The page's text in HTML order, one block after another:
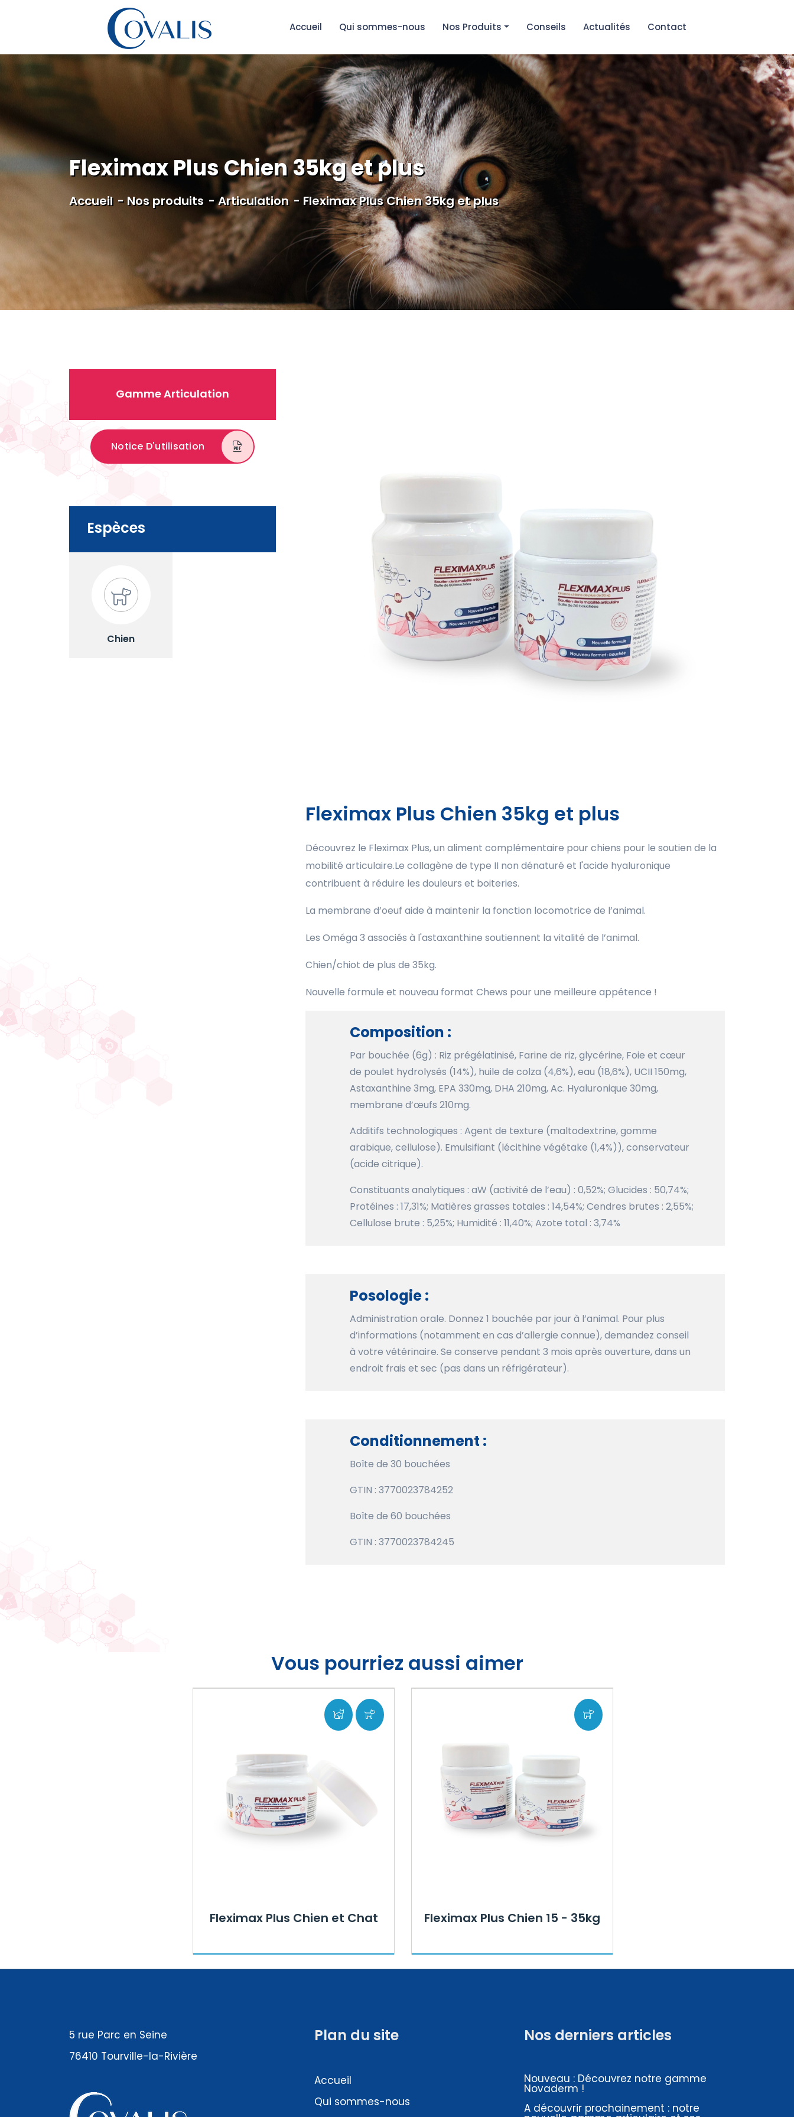
Accueil Qui sommes-nous Nos Produits Conseils Actualités Contact
Fleximax Plus Chien 35kg et plus
Accueil Nos produits Articulation Fleximax Plus Chien 35kg et plus
Gamme Articulation
Notice D'utilisation
Espèces
Chien
Fleximax Plus Chien 35kg et plus
Découvrez le Fleximax Plus, un aliment complémentaire pour chiens pour le soutien de la
mobilité articulaire.Le collagène de type II non dénaturé et l'acide hyaluronique
contribuent à réduire les douleurs et boiteries.
La membrane d’oeuf aide à maintenir la fonction locomotrice de l’animal.
Les Oméga 3 associés à l'astaxanthine soutiennent la vitalité de l’animal.
Chien/chiot de plus de 35kg.
Nouvelle formule et nouveau format Chews pour une meilleure appétence !
Composition :
Par bouchée (6g) : Riz prégélatinisé, Farine de riz, glycérine, Foie et cœur
de poulet hydrolysés (14%), huile de colza (4,6%), eau (18,6%), UCII 150mg,
Astaxanthine 3mg, EPA 330mg, DHA 210mg, Ac. Hyaluronique 30mg,
membrane d’œufs 210mg.
Additifs technologiques : Agent de texture (maltodextrine, gomme
arabique, cellulose). Emulsifiant (lécithine végétake (1,4%)), conservateur
(acide citrique).
Constituants analytiques : aW (activité de l’eau) : 0,52%; Glucides : 50,74%;
Protéines : 17,31%; Matières grasses totales : 14,54%; Cendres brutes : 2,55%;
Cellulose brute : 5,25%; Humidité : 11,40%; Azote total : 3,74%
Posologie :
Administration orale. Donnez 1 bouchée par jour à l’animal. Pour plus
d’informations (notamment en cas d’allergie connue), demandez conseil
à votre vétérinaire. Se conserve pendant 3 mois après ouverture, dans un
endroit frais et sec (pas dans un réfrigérateur).
Conditionnement :
Boîte de 30 bouchées
GTIN : 3770023784252
Boîte de 60 bouchées
GTIN : 3770023784245
Vous pourriez aussi aimer
Fleximax Plus Chien et Chat Fleximax Plus Chien 15 - 35kg
5 rue Parc en Seine
76410 Tourville-la-Rivière
Plan du site
Accueil
Qui sommes-nous
Nos derniers articles
Nouveau : Découvrez notre gamme
Novaderm !
A découvrir prochainement : notre
Panneau de gestion des cookies